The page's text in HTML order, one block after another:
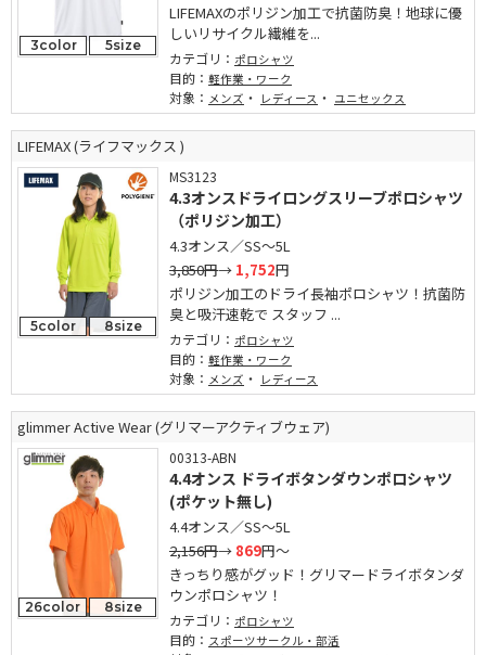
3color 5size
LIFEMAXのポリジン加工で抗菌防臭！地球に優
しいリサイクル繊維を...
カテゴリ： ポロシャツ
目的： 軽作業・ワーク
対象： メンズ ・ レディース ・ ユニセックス
LIFEMAX (ライフマックス )
5color 8size
MS3123
4.3オンスドライロングスリーブポロシャツ
（ポリジン加工）
4.3オンス／SS～5L
3,850円→ 1,752円
ポリジン加工のドライ長袖ポロシャツ！抗菌防
臭と吸汗速乾で スタッフ ...
カテゴリ： ポロシャツ
目的： 軽作業・ワーク
対象： メンズ ・ レディース
glimmer Active Wear (グリマーアクティブウェア)
26color 8size
00313-ABN
4.4オンス ドライボタンダウンポロシャツ
(ポケット無し)
4.4オンス／SS～5L
2,156円→ 869円～
きっちり感がグッド！グリマードライボタンダ
ウンポロシャツ！
カテゴリ： ポロシャツ
目的： スポーツサークル・部活